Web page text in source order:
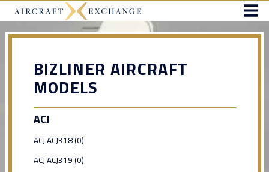
BIZLINER AIRCRAFT
MODELS
ACJ
ACJ ACJ318 (0)
ACJ ACJ319 (0)